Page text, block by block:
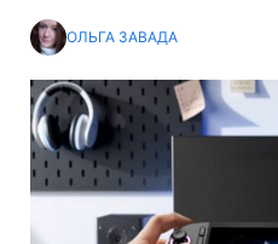
ОЛЬГА ЗАВАДА